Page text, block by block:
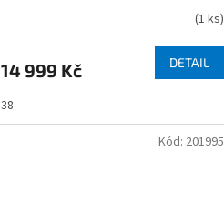
(1 ks)
14 999 Kč DETAIL
38
Kód: 201995